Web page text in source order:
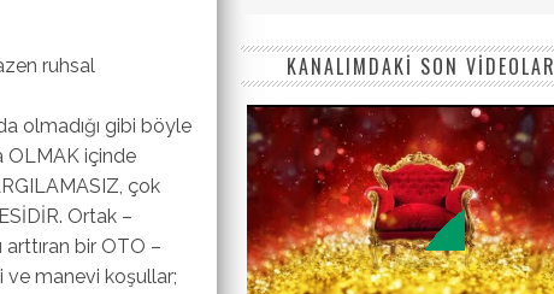
ruhsal
olmadığı gibi böyle
OLMAK içinde
çok
Ortak –
bir OTO –
ve manevi koşullar;
KANALIMDAKİ SON VİDEOLAR